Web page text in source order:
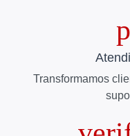
Transformamos